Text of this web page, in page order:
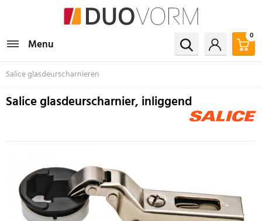
Menu
0
Salice glasdeurscharnieren
Salice glasdeurscharnier, inliggend